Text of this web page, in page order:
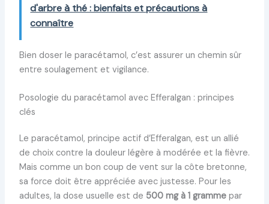
d'arbre à thé : bienfaits et précautions à
connaître
Bien doser le paracétamol, c’est assurer un chemin sûr
entre soulagement et vigilance.
Posologie du paracétamol avec Efferalgan : principes
clés
Le paracétamol, principe actif d’Efferalgan, est un allié
de choix contre la douleur légère à modérée et la fièvre.
Mais comme un bon coup de vent sur la côte bretonne,
sa force doit être appréciée avec justesse. Pour les
adultes, la dose usuelle est de 500 mg à 1 grammepar